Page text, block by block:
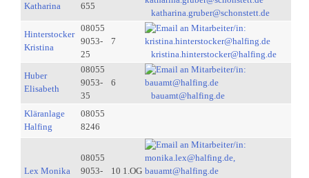
Katharina
655
katharina.gruber@schonstett.de
Hinterstocker
Kristina
08055
9053-
25
7
kristina.hinterstocker@halfing.de
Huber
Elisabeth
08055
9053-
35
6
bauamt@halfing.de
Kläranlage
Halfing
08055
8246
Lex Monika
08055
9053-
10 1.OG